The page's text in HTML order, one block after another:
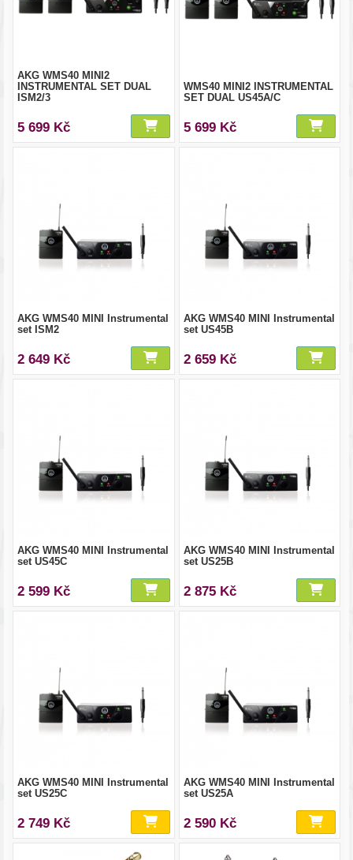
AKG WMS40 MINI2
INSTRUMENTAL SET DUAL
ISM2/3
5 699 Kč
WMS40 MINI2 INSTRUMENTAL
SET DUAL US45A/C
5 699 Kč
AKG WMS40 MINI Instrumental
set ISM2
2 649 Kč
AKG WMS40 MINI Instrumental
set US45B
2 659 Kč
AKG WMS40 MINI Instrumental
set US45C
2 599 Kč
AKG WMS40 MINI Instrumental
set US25B
2 875 Kč
AKG WMS40 MINI Instrumental
set US25C
2 749 Kč
AKG WMS40 MINI Instrumental
set US25A
2 590 Kč